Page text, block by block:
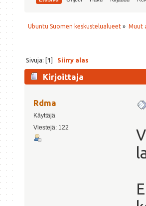
Ubuntu Suomen keskustelualueet » Muut
Sivuja: [1] Siirry alas
Kirjoittaja
Rdma
Käyttäjä
Viestejä: 122